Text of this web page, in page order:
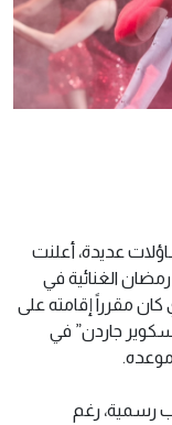
عديدة، أعلنت
الغنائية في
كان مقرراً إقامته على
جاردن” في
رسمية، رغم